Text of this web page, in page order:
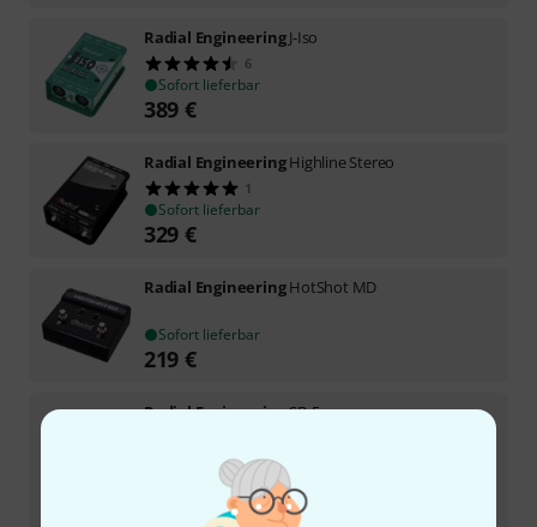
Radial EngineeringJ-Iso
6
Sofort lieferbar
389 €
Radial EngineeringHighline Stereo
1
Sofort lieferbar
329 €
Radial EngineeringHotShot MD
Sofort lieferbar
219 €
Radial EngineeringSB-5
Sofort lieferbar
UVP:159 €